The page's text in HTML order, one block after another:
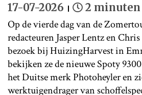
17-07-2026 2 minuten
Op de vierde dag van de
redacteuren Jasper Lentz en
bezoek bij HuizingHarvest in
bekijken ze de nieuwe Spoty
het Duitse merk Photoheyler en
werktuigendrager van